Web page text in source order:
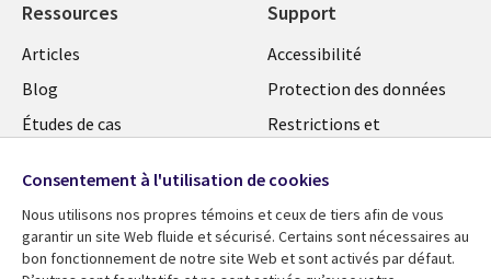
Ressources
Library
Links
FRANCE
Articles
Blog
Études de cas
Podcasts
Points de vue
Vidéos
Support
Legal
FRANCE
Accessibilité
Protection des données
Restrictions et
FAQ Carrières
Centre de gestion des
témoins
Consentement à l'utilisation de cookies
Nous utilisons nos propres témoins et ceux de tiers afin de vous
garantir un site Web fluide et sécurisé. Certains sont nécessaires au
bon fonctionnement de notre site Web et sont activés par défaut.